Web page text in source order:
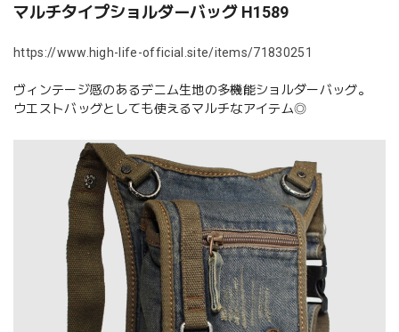
マルチタイプショルダーバッグ H1589
https://www.high-life-official.site/items/71830251
ヴィンテージ感のあるデニム生地の多機能ショルダーバッグ。
ウエストバッグとしても使えるマルチなアイテム◎